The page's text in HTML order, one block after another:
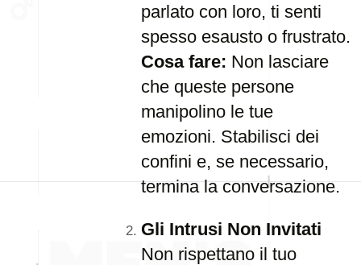
parlato con loro, ti senti
spesso esausto o frustrato.
Cosa fare: Non lasciare
che queste persone
manipolino le tue
emozioni. Stabilisci dei
confini e, se necessario,
termina la conversazione.
Gli Intrusi Non Invitati
Non rispettano il tuo